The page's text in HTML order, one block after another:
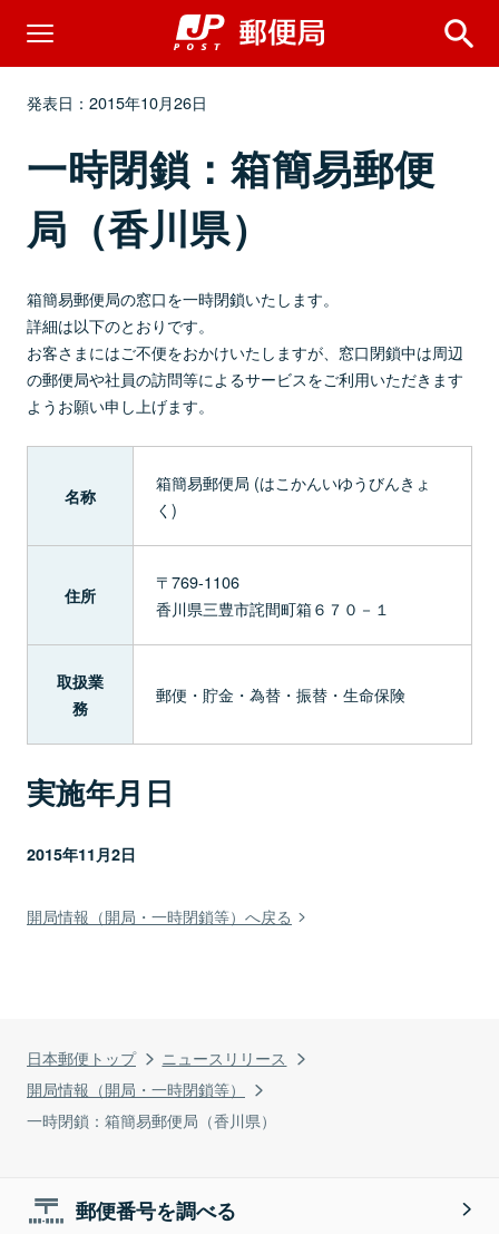
日本郵便トップ
ニュースリリース
開局情報（開局・一時閉鎖等）
一時閉鎖：箱簡易郵便局（香川県）
発表日：2015年10月26日
一時閉鎖：箱簡易郵便
局（香川県）
箱簡易郵便局の窓口を一時閉鎖いたします。
詳細は以下のとおりです。
お客さまにはご不便をおかけいたしますが、窓口閉鎖中は周辺
の郵便局や社員の訪問等によるサービスをご利用いただきます
ようお願い申し上げます。
名称
箱簡易郵便局 (はこかんいゆうびんきょ
く)
住所
〒769-1106
香川県三豊市詫間町箱６７０－１
取扱業
務
郵便・貯金・為替・振替・生命保険
実施年月日
2015年11月2日
開局情報（開局・一時閉鎖等）へ戻る
郵便番号を調べる